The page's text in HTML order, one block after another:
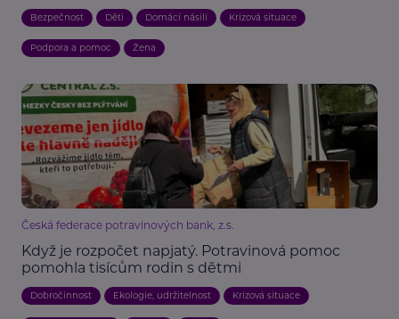
Bezpečnost Děti Domácí násilí Krizová situace
Podpora a pomoc Žena
Česká federace potravinových bank, z.s.
Když je rozpočet napjatý. Potravinová pomoc
pomohla tisícům rodin s dětmi
Dobročinnost Ekologie, udržitelnost Krizová situace